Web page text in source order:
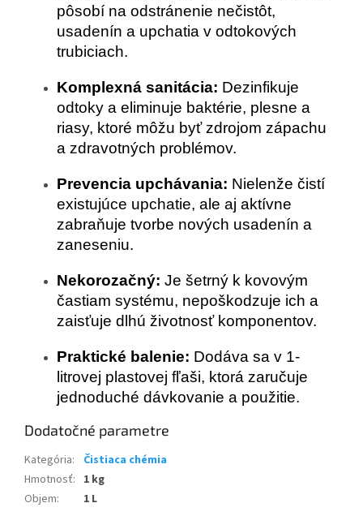
pôsobí na odstránenie nečistôt,
usadenín a upchatia v odtokových
trubiciach.
Komplexná sanitácia: Dezinfikuje
odtoky a eliminuje baktérie, plesne a
riasy, ktoré môžu byť zdrojom zápachu
a zdravotných problémov.
Prevencia upchávania: Nielenže čistí
existujúce upchatie, ale aj aktívne
zabraňuje tvorbe nových usadenín a
zaneseniu.
Nekorozačný: Je šetrný k kovovým
častiam systému, nepoškodzuje ich a
zaisťuje dlhú životnosť komponentov.
Praktické balenie: Dodáva sa v 1-
litrovej plastovej fľaši, ktorá zaručuje
jednoduché dávkovanie a použitie.
Dodatočné parametre
Kategória:
Čistiaca chémia
Hmotnosť: 1 kg
Objem: 1 L